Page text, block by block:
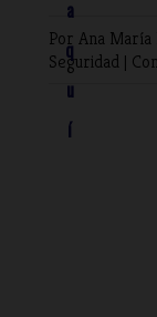
a
q
u
í
Por Ana
Seguridad |